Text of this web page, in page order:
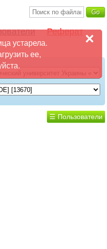
Реферат
☰ Пользователи
×
устарела.
ее,